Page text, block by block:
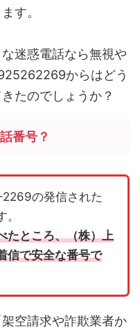
す。
迷惑電話なら無視や
からはどう
たのでしょうか？
番号？
の発信された
たところ、（株）上
信で安全な番号で
空請求や詐欺業者か